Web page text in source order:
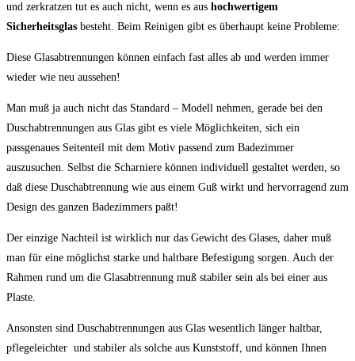
und zerkratzen tut es auch nicht, wenn es aus hochwertigem
Sicherheitsglas besteht. Beim Reinigen gibt es überhaupt keine Probleme:
Diese Glasabtrennungen können einfach fast alles ab und werden immer
wieder wie neu aussehen!
Man muß ja auch nicht das Standard – Modell nehmen, gerade bei den
Duschabtrennungen aus Glas gibt es viele Möglichkeiten, sich ein
passgenaues Seitenteil mit dem Motiv passend zum Badezimmer
auszusuchen. Selbst die Scharniere können individuell gestaltet werden, so
daß diese Duschabtrennung wie aus einem Guß wirkt und hervorragend zum
Design des ganzen Badezimmers paßt!
Der einzige Nachteil ist wirklich nur das Gewicht des Glases, daher muß
man für eine möglichst starke und haltbare Befestigung sorgen. Auch der
Rahmen rund um die Glasabtrennung muß stabiler sein als bei einer aus
Plaste.
Ansonsten sind Duschabtrennungen aus Glas wesentlich länger haltbar,
pflegeleichter und stabiler als solche aus Kunststoff, und können Ihnen